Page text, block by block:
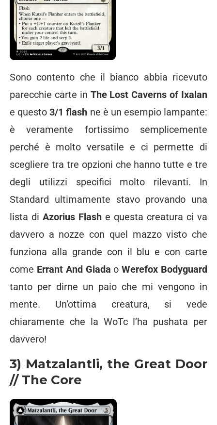
Sono contento che il bianco abbia ricevuto
parecchie carte in The Lost Caverns of Ixalan
e questo3/1 flash ne è un esempio lampante:
è veramente fortissimo semplicemente
perché è molto versatile e ci permette di
scegliere tra tre opzioni che hanno tutte e tre
degli utilizzi specifici molto rilevanti. In
Standard ultimamente stavo provando una
lista di Azorius Flash e questa creatura ci va
davvero a nozze con quel mazzo visto che
funziona alla grande con il blu e con carte
come Errant And Giada oWerefox Bodyguard
tanto per dirne un paio che mi vengono in
mente. Un’ottima creatura, si vede
chiaramente che la WoTc l’ha pushata per
davvero!
3) Matzalantli, the Great Door
// The Core